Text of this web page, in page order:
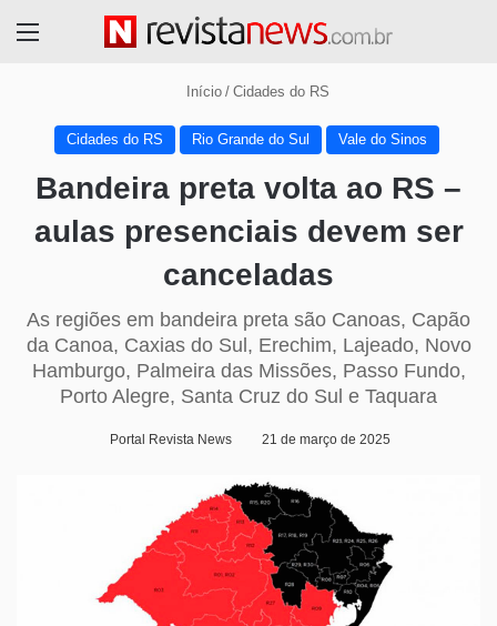
Início / Cidades do RS
Cidades do RS Rio Grande do Sul Vale do Sinos
Bandeira preta volta ao RS –
aulas presenciais devem ser
canceladas
As regiões em bandeira preta são Canoas, Capão
da Canoa, Caxias do Sul, Erechim, Lajeado, Novo
Hamburgo, Palmeira das Missões, Passo Fundo,
Porto Alegre, Santa Cruz do Sul e Taquara
Portal Revista News 21 de março de 2025